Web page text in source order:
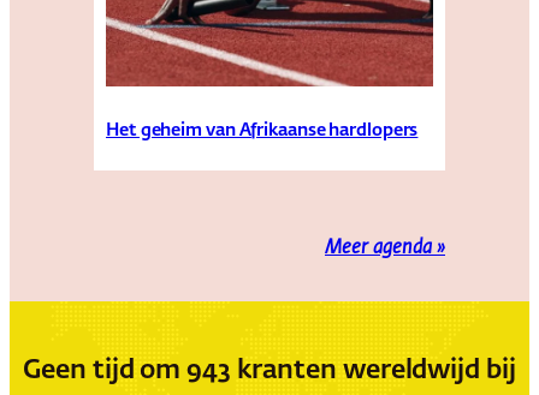
Het geheim van Afrikaanse hardlopers
Meer agenda »
Geen tijd om 943 kranten wereldwijd bij